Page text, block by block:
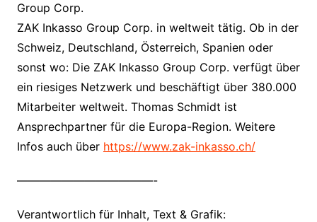
Group Corp.
ZAK Inkasso Group Corp. in weltweit tätig. Ob in der
Schweiz, Deutschland, Österreich, Spanien oder
sonst wo: Die ZAK Inkasso Group Corp. verfügt über
ein riesiges Netzwerk und beschäftigt über 380.000
Mitarbeiter weltweit. Thomas Schmidt ist
Ansprechpartner für die Europa-Region. Weitere
Infos auch über https://www.zak-inkasso.ch/
————————————-
Verantwortlich für Inhalt, Text & Grafik: